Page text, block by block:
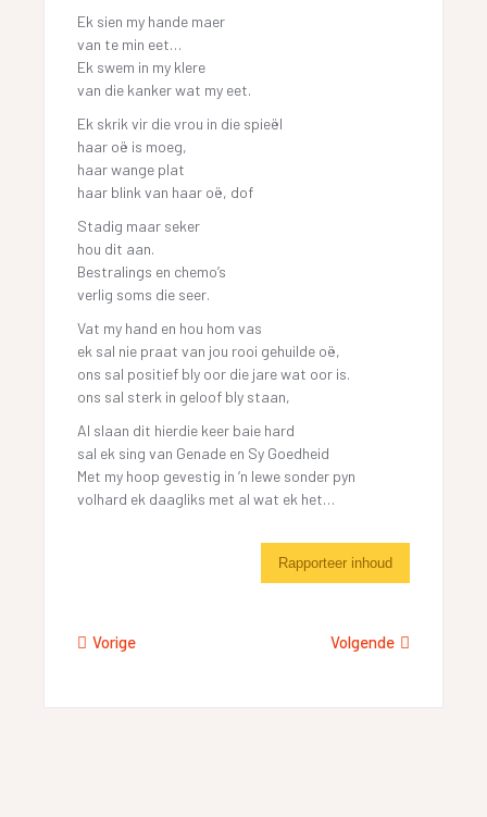
Ek sien my hande maer
van te min eet…
Ek swem in my klere
van die kanker wat my eet.
Ek skrik vir die vrou in die spieël
haar oë is moeg,
haar wange plat
haar blink van haar oë, dof
Stadig maar seker
hou dit aan.
Bestralings en chemo’s
verlig soms die seer.
Vat my hand en hou hom vas
ek sal nie praat van jou rooi gehuilde oë,
ons sal positief bly oor die jare wat oor is.
ons sal sterk in geloof bly staan,
Al slaan dit hierdie keer baie hard
sal ek sing van Genade en Sy Goedheid
Met my hoop gevestig in ‘n lewe sonder pyn
volhard ek daagliks met al wat ek het…
Rapporteer inhoud
Vorige Volgende